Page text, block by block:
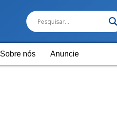
Sobre nós Anuncie